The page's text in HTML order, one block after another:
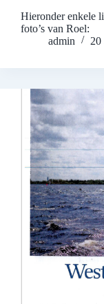
Hieronder enkele
foto’s van Roel:
admin
20